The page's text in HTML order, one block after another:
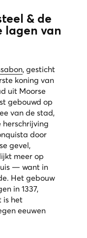
& de
lagen van
, gesticht
koning van
uit Moorse
gebouwd op
van de stad,
door
gevel,
meer op
— want in
Het gebouw
in 1337,
is het
eeuwen